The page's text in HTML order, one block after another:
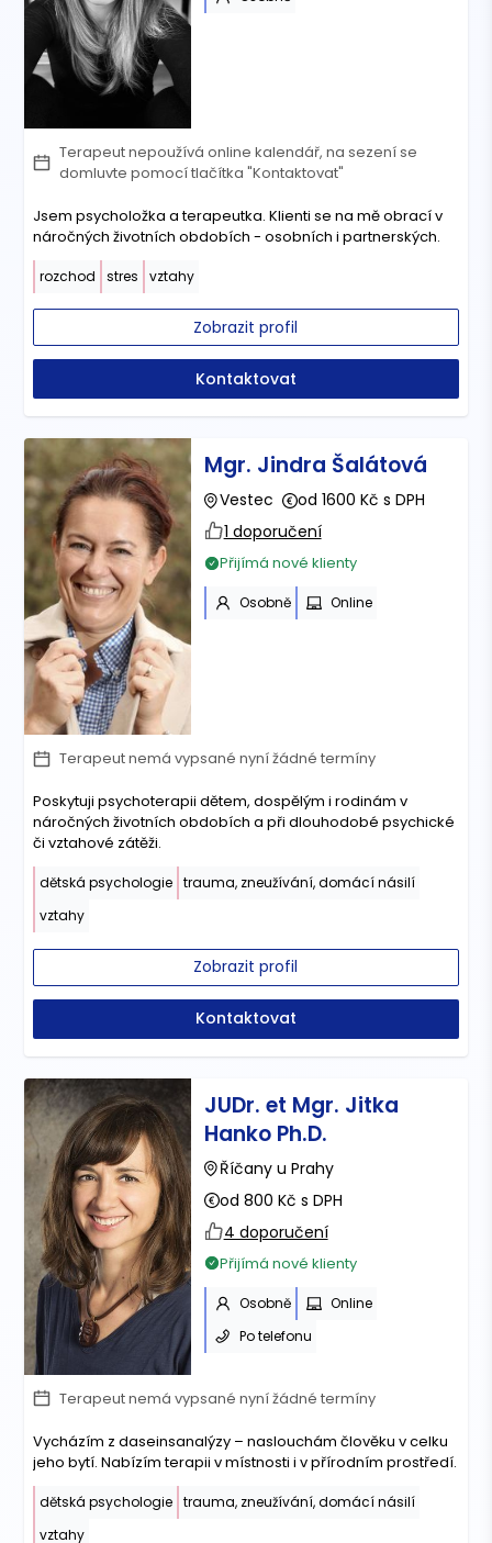
Terapeut nepoužívá online kalendář, na sezení se
domluvte pomocí tlačítka "Kontaktovat"
Jsem psycholožka a terapeutka. Klienti se na mě obrací v
náročných životních obdobích - osobních i partnerských.
rozchod stres vztahy
Zobrazit profil
Kontaktovat
Mgr. Jindra Šalátová
Vestec
od 1600 Kč s DPH
1 doporučení
Přijímá nové klienty
Osobně Online
Terapeut nemá vypsané nyní žádné termíny
Poskytuji psychoterapii dětem, dospělým i rodinám v
náročných životních obdobích a při dlouhodobé psychické
či vztahové zátěži.
dětská psychologie
trauma, zneužívání, domácí násilí
vztahy
Zobrazit profil
Kontaktovat
JUDr. et Mgr. Jitka
Hanko Ph.D.
Říčany u Prahy
od 800 Kč s DPH
4 doporučení
Přijímá nové klienty
Osobně
Online
Po telefonu
Terapeut nemá vypsané nyní žádné termíny
Vycházím z daseinsanalýzy – naslouchám člověku v celku
jeho bytí. Nabízím terapii v místnosti i v přírodním prostředí.
dětská psychologie
trauma, zneužívání, domácí násilí
vztahy